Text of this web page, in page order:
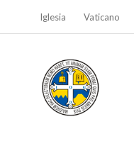
Iglesia Vaticano